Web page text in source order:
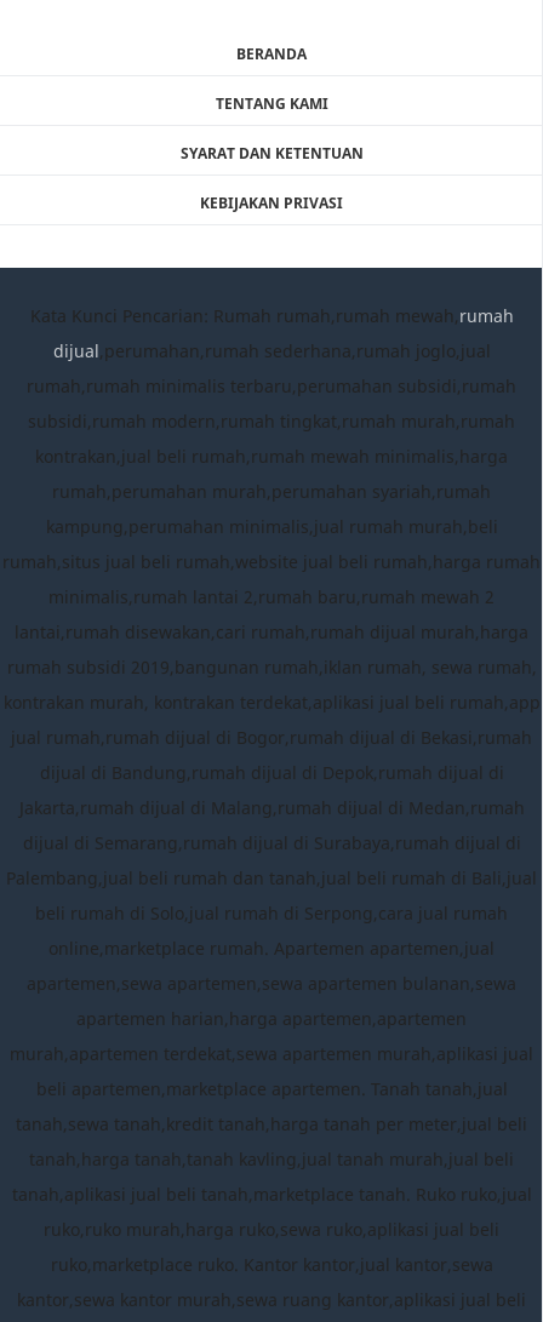
BERANDA
TENTANG KAMI
SYARAT DAN KETENTUAN
KEBIJAKAN PRIVASI
Kata Kunci Pencarian: Rumah rumah,rumah mewah,rumah
dijual,perumahan,rumah sederhana,rumah joglo,jual
rumah,rumah minimalis terbaru,perumahan subsidi,rumah
subsidi,rumah modern,rumah tingkat,rumah murah,rumah
kontrakan,jual beli rumah,rumah mewah minimalis,harga
rumah,perumahan murah,perumahan syariah,rumah
kampung,perumahan minimalis,jual rumah murah,beli
rumah,situs jual beli rumah,website jual beli rumah,harga rumah
minimalis,rumah lantai 2,rumah baru,rumah mewah 2
lantai,rumah disewakan,cari rumah,rumah dijual murah,harga
rumah subsidi 2019,bangunan rumah,iklan rumah, sewa rumah,
kontrakan murah, kontrakan terdekat,aplikasi jual beli rumah,app
jual rumah,rumah dijual di Bogor,rumah dijual di Bekasi,rumah
dijual di Bandung,rumah dijual di Depok,rumah dijual di
Jakarta,rumah dijual di Malang,rumah dijual di Medan,rumah
dijual di Semarang,rumah dijual di Surabaya,rumah dijual di
Palembang,jual beli rumah dan tanah,jual beli rumah di Bali,jual
beli rumah di Solo,jual rumah di Serpong,cara jual rumah
online,marketplace rumah. Apartemen apartemen,jual
apartemen,sewa apartemen,sewa apartemen bulanan,sewa
apartemen harian,harga apartemen,apartemen
murah,apartemen terdekat,sewa apartemen murah,aplikasi jual
beli apartemen,marketplace apartemen. Tanah tanah,jual
tanah,sewa tanah,kredit tanah,harga tanah per meter,jual beli
tanah,harga tanah,tanah kavling,jual tanah murah,jual beli
tanah,aplikasi jual beli tanah,marketplace tanah. Ruko ruko,jual
ruko,ruko murah,harga ruko,sewa ruko,aplikasi jual beli
ruko,marketplace ruko. Kantor kantor,jual kantor,sewa
kantor,sewa kantor murah,sewa ruang kantor,aplikasi jual beli